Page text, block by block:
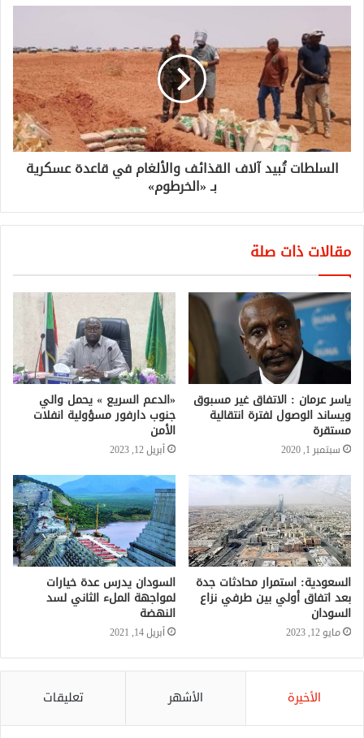
السلطات تُبيد آلاف القذائف والألغام في قاعدة عسكرية
بـ «الخرطوم»
مقالات ذات صلة
ياسر عرمان : الاتفاق غير مسبوق
ويساند الوصول لفترة انتقالية
مستقرة
سبتمبر 1, 2020
«الدعم السريع » يحمل والي
جنوب دارفور مسؤولية انفلات
الأمن
أبريل 12, 2023
السعودية: استمرار محادثات جدة
بعد اتفاق أولي بين طرفي نزاع
السودان
مايو 12, 2023
السودان يدرس عدة خيارات
لمواجهة الملء الثاني لسد
النهضة
أبريل 14, 2021
الأخيرة الأشهر تعليقات